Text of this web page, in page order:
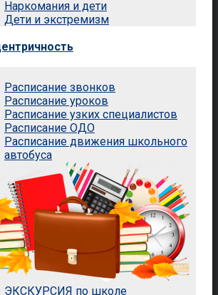
Наркомания и дети
Дети и экстремизм
Расписание звонков
Расписание уроков
Расписание узких специалистов
Расписание ОДО
Расписание движения школьного
автобуса
ЭКСКУРСИЯ по школе